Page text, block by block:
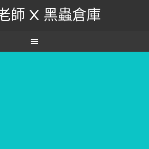
師 X 黑蟲倉庫